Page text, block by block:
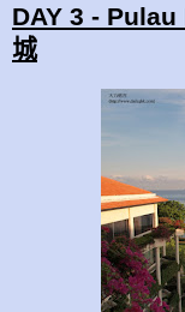
DAY 3 -
城